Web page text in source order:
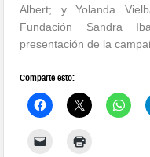
Albert; y Yolanda
Fundación Sandra
presentación de la
Comparte esto: